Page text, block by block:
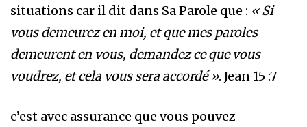
situations car il dit dans Sa Parole que : « Si
vous demeurez en moi, et que mes paroles
demeurent en vous, demandez ce que vous
voudrez, et cela vous sera accordé ». Jean 15 :7
c’est avec assurance que vous pouvez